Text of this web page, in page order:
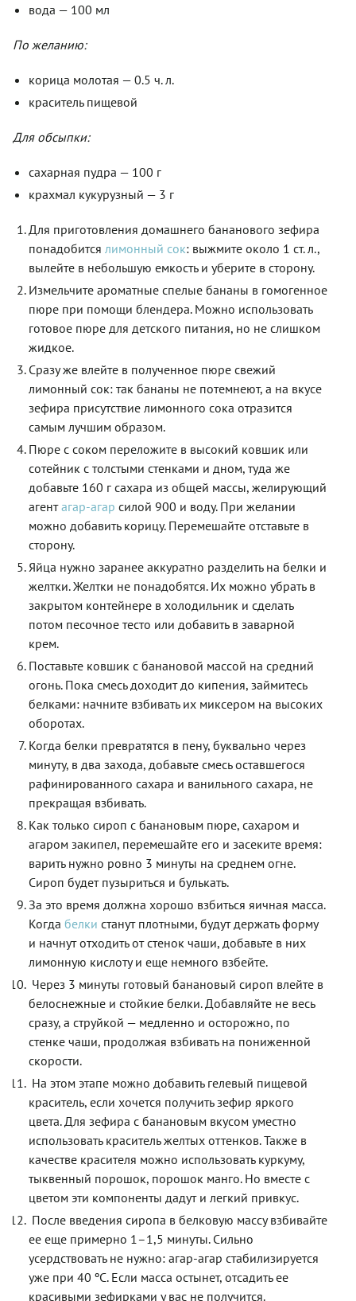
вода — 100 мл
По желанию:
корица молотая — 0.5 ч. л.
краситель пищевой
Для обсыпки:
сахарная пудра — 100 г
крахмал кукурузный — 3 г
Для приготовления домашнего бананового зефира
понадобится лимонный сок: выжмите около 1 ст. л.,
вылейте в небольшую емкость и уберите в сторону.
Измельчите ароматные спелые бананы в гомогенное
пюре при помощи блендера. Можно использовать
готовое пюре для детского питания, но не слишком
жидкое.
Сразу же влейте в полученное пюре свежий
лимонный сок: так бананы не потемнеют, а на вкусе
зефира присутствие лимонного сока отразится
самым лучшим образом.
Пюре с соком переложите в высокий ковшик или
сотейник с толстыми стенками и дном, туда же
добавьте 160 г сахара из общей массы, желирующий
агент агар-агар силой 900 и воду. При желании
можно добавить корицу. Перемешайте отставьте в
сторону.
Яйца нужно заранее аккуратно разделить на белки и
желтки. Желтки не понадобятся. Их можно убрать в
закрытом контейнере в холодильник и сделать
потом песочное тесто или добавить в заварной
крем.
Поставьте ковшик с банановой массой на средний
огонь. Пока смесь доходит до кипения, займитесь
белками: начните взбивать их миксером на высоких
оборотах.
Когда белки превратятся в пену, буквально через
минуту, в два захода, добавьте смесь оставшегося
рафинированного сахара и ванильного сахара, не
прекращая взбивать.
Как только сироп с банановым пюре, сахаром и
агаром закипел, перемешайте его и засеките время:
варить нужно ровно 3 минуты на среднем огне.
Сироп будет пузыриться и булькать.
За это время должна хорошо взбиться яичная масса.
Когда белки станут плотными, будут держать форму
и начнут отходить от стенок чаши, добавьте в них
лимонную кислоту и еще немного взбейте.
Через 3 минуты готовый банановый сироп влейте в
белоснежные и стойкие белки. Добавляйте не весь
сразу, а струйкой — медленно и осторожно, по
стенке чаши, продолжая взбивать на пониженной
скорости.
На этом этапе можно добавить гелевый пищевой
краситель, если хочется получить зефир яркого
цвета. Для зефира с банановым вкусом уместно
использовать краситель желтых оттенков. Также в
качестве красителя можно использовать куркуму,
тыквенный порошок, порошок манго. Но вместе с
цветом эти компоненты дадут и легкий привкус.
После введения сиропа в белковую массу взбивайте
ее еще примерно 1–1,5 минуты. Сильно
усердствовать не нужно: агар-агар стабилизируется
уже при 40 ºC. Если масса остынет, отсадить ее
красивыми зефирками у вас не получится.